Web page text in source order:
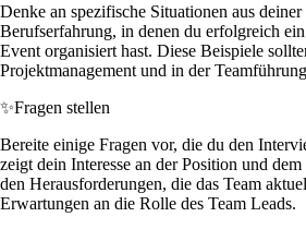
Denke an spezifische Situationen aus deiner
Berufserfahrung, in denen du erfolgreich
Event organisiert hast. Diese Beispiele
Projektmanagement und in der
✨Fragen stellen
Bereite einige Fragen vor, die du den
zeigt dein Interesse an der Position und
den Herausforderungen, die das Team
Erwartungen an die Rolle des Team Leads.